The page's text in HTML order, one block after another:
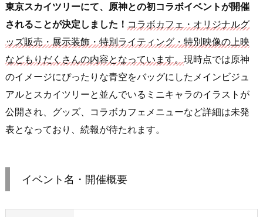
東京スカイツリーにて、原神との初コラボイベントが開催
されることが決定しました！ コラボカフェ・オリジナルグ
ッズ販売・展示装飾・特別ライティング・特別映像の上映
などもりだくさんの内容となっています。現時点では原神
のイメージにぴったりな青空をバッグにしたメインビジュ
アルとスカイツリーと並んでいるミニキャラのイラストが
公開され、グッズ、コラボカフェメニューなど詳細は未発
表となっており、続報が待たれます。
イベント名・開催概要